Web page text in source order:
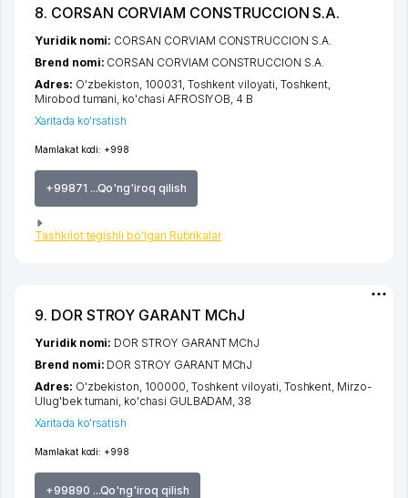
8. CORSAN CORVIAM CONSTRUCCION S.A.
Mamlakat kodi: +998
+99871 ...Qo'ng'iroq qilish
Tashkilot tegishli bo'lgan Rubrikalar
Yuridik nomi: CORSAN CORVIAM CONSTRUCCION S.A.
Brend nomi: CORSAN CORVIAM CONSTRUCCION S.A.
Adres: O'zbekiston, 100031, Toshkent viloyati Toshkent
Mirobod tumani ko'chasi AFROSIYOB , 4 B
Xaritada ko'rsatish
9. DOR STROY GARANT MChJ
Mamlakat kodi: +998
+99890 ...Qo'ng'iroq qilish
Yuridik nomi: DOR STROY GARANT MChJ
Brend nomi: DOR STROY GARANT MChJ
Adres: O'zbekiston, 100000, Toshkent viloyati Toshkent Mirzo-
Ulug'bek tumani ko'chasi GULBADAM , 38
Xaritada ko'rsatish